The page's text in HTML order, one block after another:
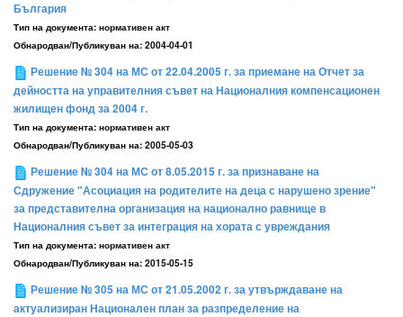
България
Тип на документа: нормативен акт
Обнародван/Публикуван на: 2004-04-01
Решение № 304 на МС от 22.04.2005 г. за приемане на Отчет за
дейността на управителния съвет на Националния компенсационен
жилищен фонд за 2004 г.
Тип на документа: нормативен акт
Обнародван/Публикуван на: 2005-05-03
Решение № 304 на МС от 8.05.2015 г. за признаване на
Сдружение "Асоциация на родителите на деца с нарушено зрение"
за представителна организация на национално равнище в
Националния съвет за интеграция на хората с увреждания
Тип на документа: нормативен акт
Обнародван/Публикуван на: 2015-05-15
Решение № 305 на МС от 21.05.2002 г. за утвърждаване на
актуализиран Национален план за разпределение на